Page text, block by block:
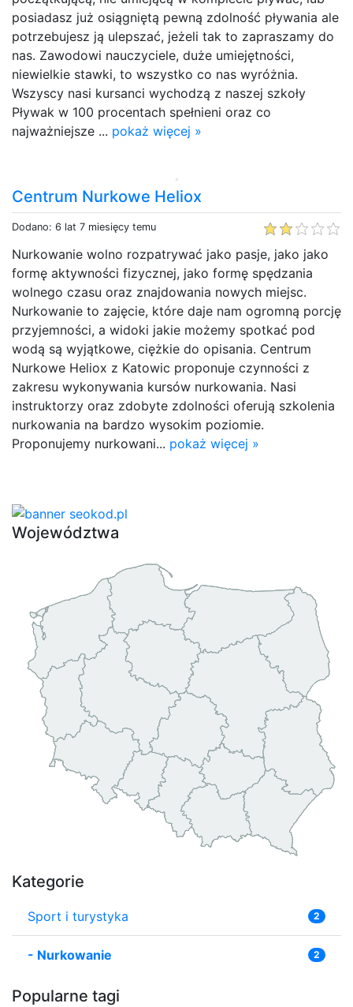
posiadasz już osiągniętą pewną zdolność pływania ale
potrzebujesz ją ulepszać, jeżeli tak to zapraszamy do
nas. Zawodowi nauczyciele, duże umiejętności,
niewielkie stawki, to wszystko co nas wyróżnia.
Wszyscy nasi kursanci wychodzą z naszej szkoły
Pływak w 100 procentach spełnieni oraz co
najważniejsze ... pokaż więcej »
Centrum Nurkowe Heliox
Dodano: 6 lat 7 miesięcy temu
Nurkowanie wolno rozpatrywać jako pasje, jako jako
formę aktywności fizycznej, jako formę spędzania
wolnego czasu oraz znajdowania nowych miejsc.
Nurkowanie to zajęcie, które daje nam ogromną porcję
przyjemności, a widoki jakie możemy spotkać pod
wodą są wyjątkowe, ciężkie do opisania. Centrum
Nurkowe Heliox z Katowic proponuje czynności z
zakresu wykonywania kursów nurkowania. Nasi
instruktorzy oraz zdobyte zdolności oferują szkolenia
nurkowania na bardzo wysokim poziomie.
Proponujemy nurkowani... pokaż więcej »
Województwa
Kategorie
Sport i turystyka 2
- Nurkowanie 2
Popularne tagi